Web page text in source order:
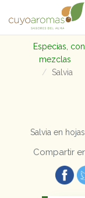
Especias,
mezclas
Salvia
Salvia en
Compartir